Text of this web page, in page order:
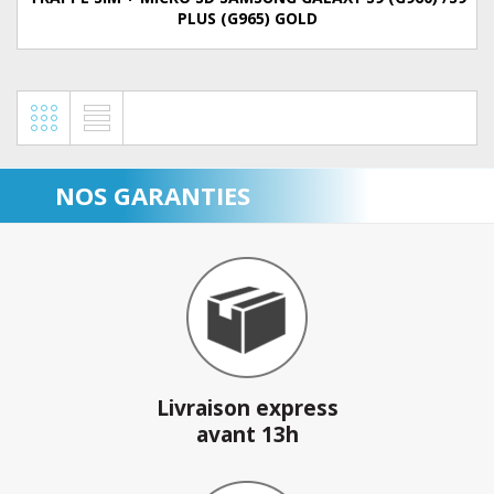
PLUS (G965) GOLD
NOS GARANTIES
Livraison express
avant 13h